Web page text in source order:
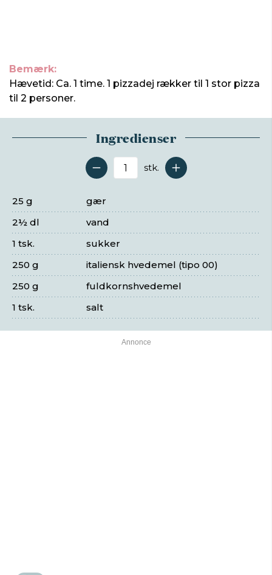
Bemærk:
Hævetid: Ca. 1 time. 1 pizzadej rækker til 1 stor pizza
til 2 personer.
Ingredienser
Antal serveringer
stk.
gær
25 g
vand
2½ dl
sukker
1 tsk.
italiensk hvedemel (tipo 00)
250 g
fuldkornshvedemel
250 g
salt
1 tsk.